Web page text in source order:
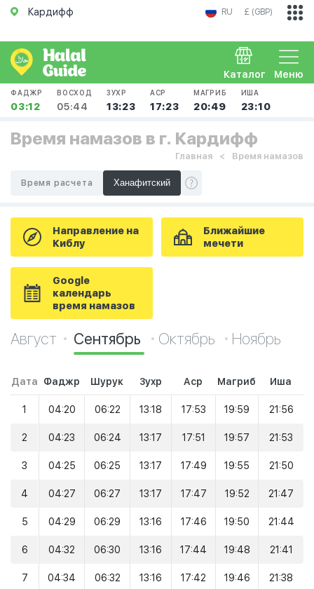
Кардифф RU £ (GBP)
Меню
Каталог
ФАДЖР
03:12
ВОСХОД
05:44
ЗУХР
13:23
АСР
17:23
МАГРИБ
20:49
ИША
23:10
Время намазов в г. Кардифф
Главная Время намазов
Время расчета
Направление на
Киблу
Ближайшие
мечети
Google
календарь
время намазов
Август Сентябрь Октябрь Ноябрь
Дата Фаджр Шурук Зухр Аср Магриб Иша
1 04:20 06:22 13:18 17:53 19:59 21:56
2 04:23 06:24 13:17 17:51 19:57 21:53
3 04:25 06:25 13:17 17:49 19:55 21:50
4 04:27 06:27 13:17 17:47 19:52 21:47
5 04:29 06:29 13:16 17:46 19:50 21:44
6 04:32 06:30 13:16 17:44 19:48 21:41
7 04:34 06:32 13:16 17:42 19:46 21:38